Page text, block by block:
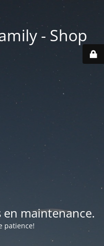
- Shop
en maintenance.
patience!